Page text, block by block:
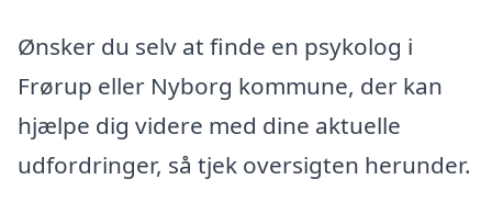
Ønsker du selv at finde en psykolog i
Frørup eller Nyborg kommune, der kan
hjælpe dig videre med dine aktuelle
udfordringer, så tjek oversigten herunder.